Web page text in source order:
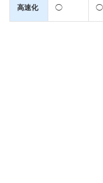
高速化 ◯ ◯